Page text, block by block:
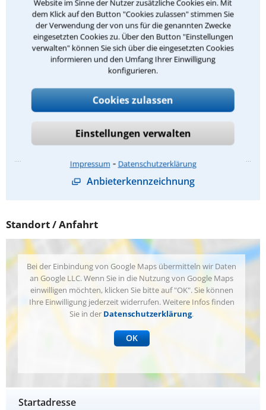
Website im Sinne der Nutzer zusätzliche Cookies ein. Mit
dem Klick auf den Button "Cookies zulassen" stimmen Sie
der Verwendung der von uns für die genannten Zwecke
eingesetzten Cookies zu. Über den Button "Einstellungen
verwalten" können Sie sich über die eingesetzten Cookies
informieren und den Umfang Ihrer Einwilligung
konfigurieren.
Cookies zulassen
Einstellungen verwalten
Impressum ⁃ Datenschutzerklärung
Forderungseinzugsrecht
Inkassorecht
Zwangsvollstreckungsrecht
Kündigungsschutzrecht
Baurecht
Werkvertragsrecht
Anbieterkennzeichnung
Standort / Anfahrt
Bei der Einbindung von Google Maps übermitteln wir Daten
an Google LLC. Wenn Sie in die Nutzung von Google Maps
einwilligen möchten, klicken Sie bitte auf "OK". Sie können
Ihre Einwilligung jederzeit widerrufen. Weitere Infos finden
Sie in der Datenschutzerklärung.
OK
Startadresse